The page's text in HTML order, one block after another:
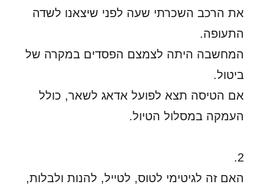
את הרכב השכרתי שעה לפני שיצאנו לשדה
התעופה.
המחשבה היתה לצמצם הפסדים במקרה של
ביטול.
אם הטיסה תצא לפועל אדאג לשאר, כולל
העמקה במסלול הטיול.
2.
האם זה לגיטימי לטוס, לטייל, להנות ולבלות,